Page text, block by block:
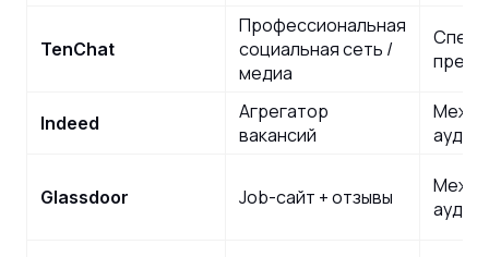
TenChat
Профессиональная
социальная сеть /
медиа
Indeed
Агрегатор
вакансий
Glassdoor Job-сайт + отзывы